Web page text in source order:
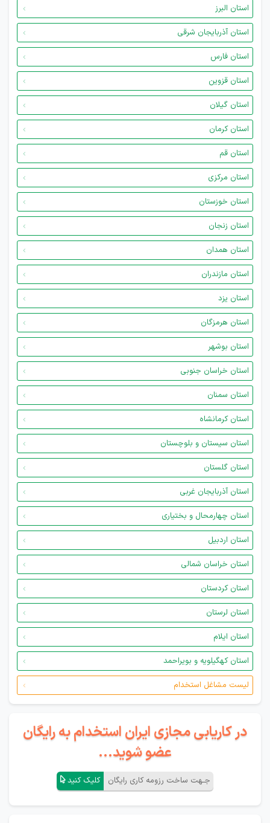
استان البرز
استان آذربایجان شرقی
استان فارس
استان قزوین
استان گیلان
استان کرمان
استان قم
استان مرکزی
استان خوزستان
استان زنجان
استان همدان
استان مازندران
استان یزد
استان هرمزگان
استان بوشهر
استان خراسان جنوبی
استان سمنان
استان کرمانشاه
استان سیستان و بلوچستان
استان گلستان
استان آذربایجان غربی
استان چهارمحال و بختیاری
استان اردبیل
استان خراسان شمالی
استان کردستان
استان لرستان
استان ایلام
استان کهگیلویه و بویراحمد
لیست مشاغل استخدام
در کاریابی مجازی ایران استخدام به رایگان
عضو شوید...
جـهت ساخت رزومه کاری رایگان کلیک کنید